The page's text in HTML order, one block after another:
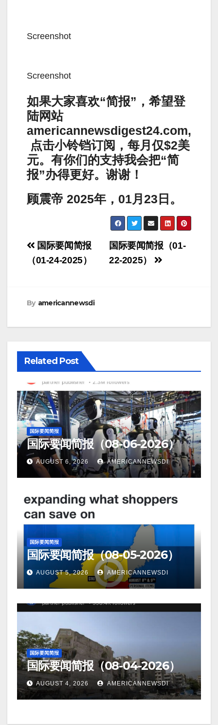
Screenshot
Screenshot
如果大家喜欢“简报”，希望登
陆网站
americannewsdigest24.com,
点击小铃铛订阅，每月仅$2美
元。有你们的支持我会把“简
报”办得更好。谢谢！
顾震帝 2025年，01月23日。
Post
navigation
国际要闻简报（01-
22-2025）
国际要闻简报
（01-24-2025）
By americannewsdi
Related Post
国际要闻简报
国际要闻简报（08-06-2026）
AUGUST 6, 2026 AMERICANNEWSDI
国际要闻简报
国际要闻简报（08-05-2026）
AUGUST 5, 2026 AMERICANNEWSDI
国际要闻简报
国际要闻简报（08-04-2026）
AUGUST 4, 2026 AMERICANNEWSDI